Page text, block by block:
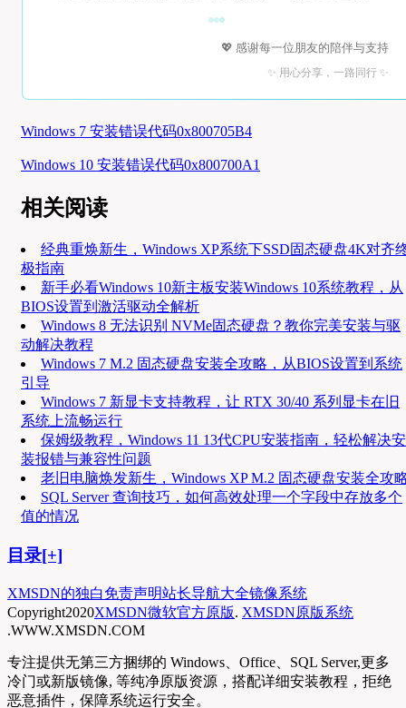
💖 感谢每一位朋友的陪伴与支持
✨ 用心分享，一路同行 ✨
Windows 7 安装错误代码0x800705B4
Windows 10 安装错误代码0x800700A1
相关阅读
经典重焕新生，Windows XP系统下SSD固态硬盘4K对齐
极指南
新手必看Windows 10新主板安装Windows 10系统教程，从
BIOS设置到激活驱动全解析
Windows 8 无法识别 NVMe固态硬盘？教你完美安装与驱
动解决教程
Windows 7 M.2 固态硬盘安装全攻略，从BIOS设置到系统
引导
Windows 7 新显卡支持教程，让 RTX 30/40 系列显卡在旧
系统上流畅运行
保姆级教程，Windows 11 13代CPU安装指南，轻松解决安
装报错与兼容性问题
老旧电脑焕发新生，Windows XP M.2 固态硬盘安装全攻
SQL Server 查询技巧，如何高效处理一个字段中存放多个
值的情况
目录[+]
XMSDN的独白免责声明站长导航大全镜像系统
Copyright2020XMSDN微软官方原版. XMSDN原版系统
.WWW.XMSDN.COM
专注提供无第三方捆绑的 Windows、Office、SQL Server,更多
冷门或新版镜像, 等纯净原版资源，搭配详细安装教程，拒绝
恶意插件，保障系统运行安全。